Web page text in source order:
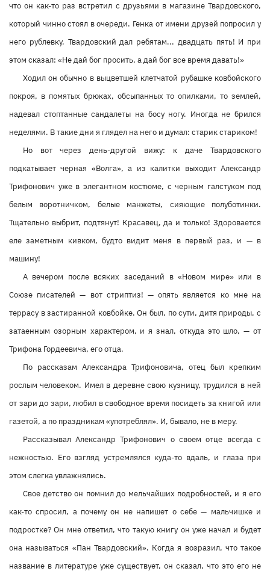
что он как-то раз встретил с друзьями в магазине Твардовского,
который чинно стоял в очереди. Генка от имени друзей попросил у
него рублевку. Твардовский дал ребятам... двадцать пять! И при
этом сказал: «Не дай бог просить, а дай бог все время давать!»
Ходил он обычно в выцветшей клетчатой рубашке ковбойского
покроя, в помятых брюках, обсыпанных то опилками, то землей,
надевал стоптанные сандалеты на босу ногу. Иногда не брился
неделями. В такие дни я глядел на него и думал: старик стариком!
Но вот через день-другой вижу: к даче Твардовского
подкатывает черная «Волга», а из калитки выходит Александр
Трифонович уже в элегантном костюме, с черным галстуком под
белым воротничком, белые манжеты, сияющие полуботинки.
Тщательно выбрит, подтянут! Красавец, да и только! Здоровается
еле заметным кивком, будто видит меня в первый раз, и — в
машину!
А вечером после всяких заседаний в «Новом мире» или в
Союзе писателей — вот стриптиз! — опять является ко мне на
террасу в застиранной ковбойке. Он был, по сути, дитя природы, с
затаенным озорным характером, и я знал, откуда это шло, — от
Трифона Гордеевича, его отца.
По рассказам Александра Трифоновича, отец был крепким
рослым человеком. Имел в деревне свою кузницу, трудился в ней
от зари до зари, любил в свободное время посидеть за книгой или
газетой, а по праздникам «употреблял». И, бывало, не в меру.
Рассказывал Александр Трифонович о своем отце всегда с
нежностью. Его взгляд устремлялся куда-то вдаль, и глаза при
этом слегка увлажнялись.
Свое детство он помнил до мельчайших подробностей, и я его
как-то спросил, а почему он не напишет о себе — мальчишке и
подростке? Он мне ответил, что такую книгу он уже начал и будет
она называться «Пан Твардовский». Когда я возразил, что такое
название в литературе уже существует, он сказал, что это его не